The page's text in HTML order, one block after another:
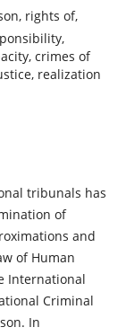
rights of,
crimes of
realization
tribunals has
of
and
of Human
International
Criminal
In